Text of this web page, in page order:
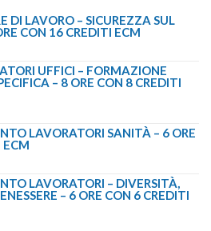
DI LAVORO – SICUREZZA SUL
CON 16 CREDITI ECM
UFFICI – FORMAZIONE
– 8 ORE CON 8 CREDITI
LAVORATORI SANITÀ – 6 ORE
ECM
LAVORATORI – DIVERSITÀ,
– 6 ORE CON 6 CREDITI